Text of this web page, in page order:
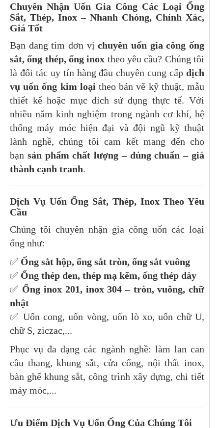
Chuyên Nhận Uốn Gia Công Các Loại Ống
Sắt, Thép, Inox – Nhanh Chóng, Chính Xác,
Giá Tốt
Bạn đang tìm đơn vịchuyên uốn gia công ống
sắt, ống thép, ống inox theo yêu cầu? Chúng tôi
là đối tác uy tín hàng đầu chuyên cung cấp dịch
vụ uốn ống kim loại theo bản vẽ kỹ thuật, mẫu
thiết kế hoặc mục đích sử dụng thực tế. Với
nhiều năm kinh nghiệm trong ngành cơ khí, hệ
thống máy móc hiện đại và đội ngũ kỹ thuật
lành nghề, chúng tôi cam kết mang đến cho
bạn sản phẩm chất lượng – đúng chuẩn – giá
thành cạnh tranh.
Dịch Vụ Uốn Ống Sắt, Thép, Inox Theo Yêu
Cầu
Chúng tôi chuyên nhận gia công uốn các loại
ống như:
✅ Ống sắt hộp, ống sắt tròn, ống sắt vuông
✅ Ống thép đen, thép mạ kẽm, ống thép dày
✅ Ống inox 201, inox 304 – tròn, vuông, chữ
nhật
✅ Uốn cong, uốn vòng, uốn lò xo, uốn chữ U,
chữ S, ziczac,...
Phục vụ đa dạng các ngành nghề: làm lan can
cầu thang, khung sắt, cửa cổng, nội thất inox,
bàn ghế khung sắt, công trình xây dựng, chi tiết
máy móc,...
Ưu Điểm Dịch Vụ Uốn Ống Của Chúng Tôi